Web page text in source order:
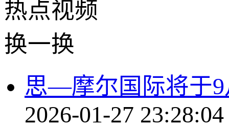
热点视频
换一换
思—摩尔国际将于9
2026-01-27 23:28:04